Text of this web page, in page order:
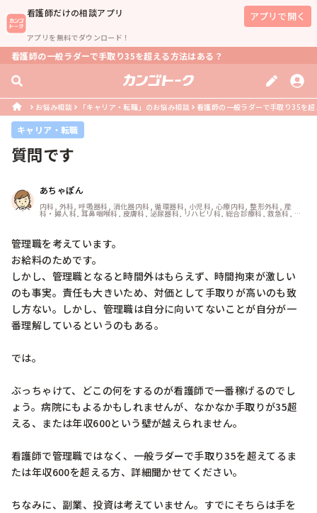
看護師だけの相談アプリ
アプリを無料でダウンロード！
アプリで開く
看護師の一般ラダーで手取り35を超える方法はある？
お悩み相談 「キャリア・転職」のお悩み相談 看護師の一般ラダーで手取り35を
キャリア・転職
質問です
あちゃぽん
内科, 外科, 呼吸器科, 消化器内科, 循環器科, 小児科, 心療内科, 整形外科, 産
科・婦人科, 耳鼻咽喉科, 皮膚科, 泌尿器科, リハビリ科, 総合診療科, 救急科, 超
急性期, ICU, CCU, HCU, その他の科, ママナース, 外来, 神経内科, 脳神経外科,
管理職を考えています。
お給料のためです。
しかし、管理職となると時間外はもらえず、時間拘束が激しい
のも事実。責任も大きいため、対価として手取りが高いのも致
し方ない。しかし、管理職は自分に向いてないことが自分が一
番理解しているというのもある。
では。
ぶっちゃけて、どこの何をするのが看護師で一番稼げるのでし
ょう。病院にもよるかもしれませんが、なかなか手取りが35超
える、または年収600という壁が越えられません。
看護師で管理職ではなく、一般ラダーで手取り35を超えてるま
たは年収600を超える方、詳細聞かせてください。
ちなみに、副業、投資は考えていません。すでにそちらは手を